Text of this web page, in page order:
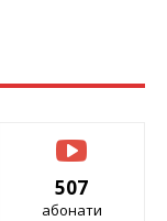
507
абонати